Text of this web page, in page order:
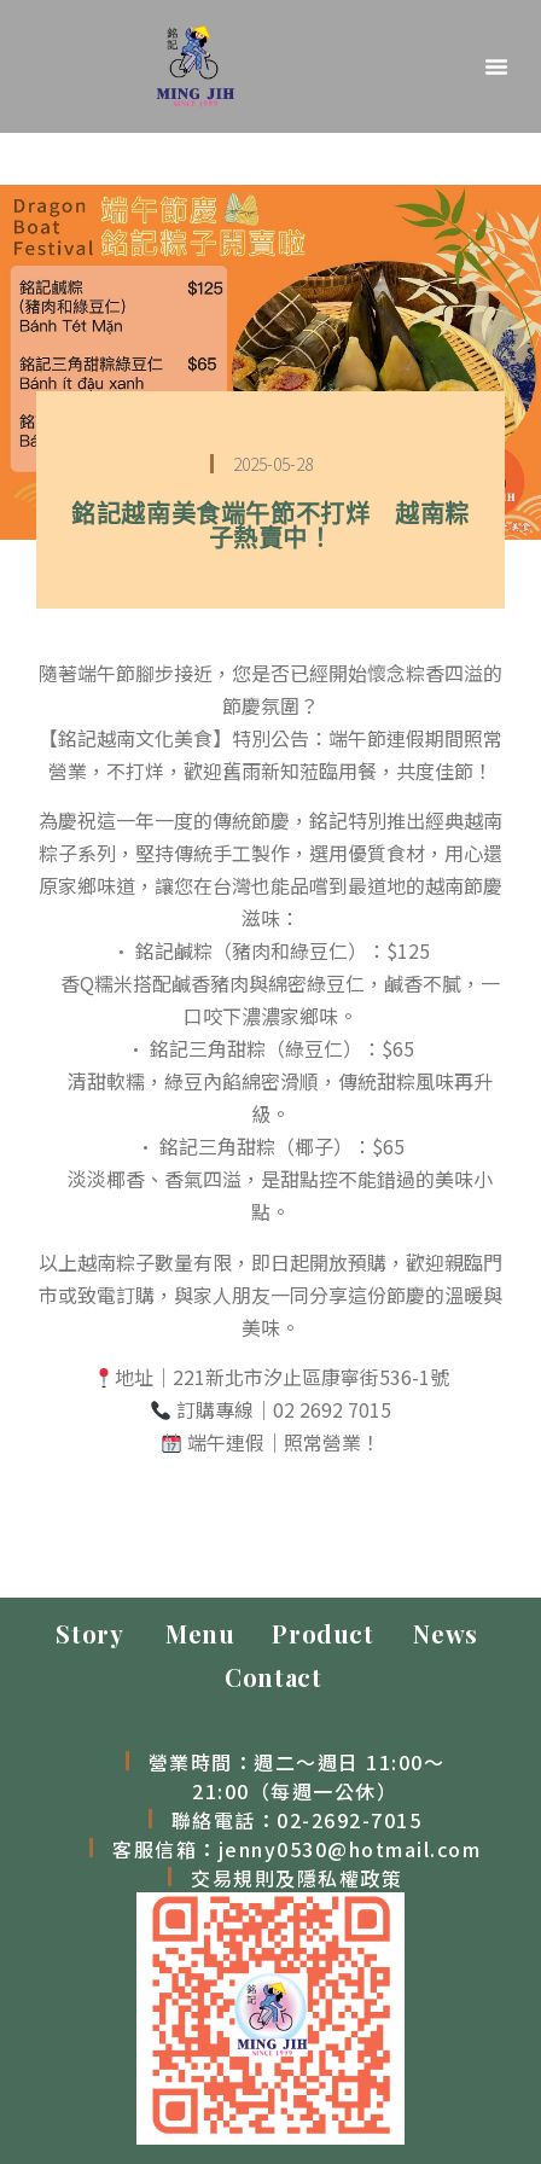
2025-05-28
銘記越南美食端午節不打烊 越南粽
子熱賣中！
隨著端午節腳步接近，您是否已經開始懷念粽香四溢的
節慶氛圍？
【銘記越南文化美食】特別公告：端午節連假期間照常
營業，不打烊，歡迎舊雨新知蒞臨用餐，共度佳節！
為慶祝這一年一度的傳統節慶，銘記特別推出經典越南
粽子系列，堅持傳統手工製作，選用優質食材，用心還
原家鄉味道，讓您在台灣也能品嚐到最道地的越南節慶
滋味：
• 銘記鹹粽（豬肉和綠豆仁）：$125
香Q糯米搭配鹹香豬肉與綿密綠豆仁，鹹香不膩，一
口咬下濃濃家鄉味。
• 銘記三角甜粽（綠豆仁）：$65
清甜軟糯，綠豆內餡綿密滑順，傳統甜粽風味再升
級。
• 銘記三角甜粽（椰子）：$65
淡淡椰香、香氣四溢，是甜點控不能錯過的美味小
點。
以上越南粽子數量有限，即日起開放預購，歡迎親臨門
市或致電訂購，與家人朋友一同分享這份節慶的溫暖與
美味。
地址｜221新北市汐止區康寧街536-1號
訂購專線｜02 2692 7015
端午連假｜照常營業！
Story Menu Product
News
Contact
營業時間：週二～週日 11:00～
21:00（每週一公休）
聯絡電話： 02-2692-7015
客服信箱： jenny0530@hotmail.com
交易規則及隱私權政策